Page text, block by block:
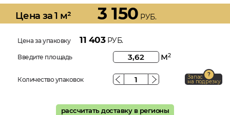
Цена за 1 м² 3 150 РУБ.
Цена за упаковку 11 403РУБ.
Введите площадь м2
Количество упаковок Запас
на подрезку
рассчитать доставку в регионы